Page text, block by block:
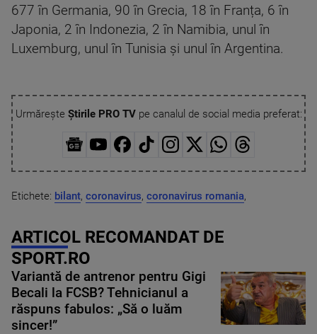
677 în Germania, 90 în Grecia, 18 în Franța, 6 în
Japonia, 2 în Indonezia, 2 în Namibia, unul în
Luxemburg, unul în Tunisia și unul în Argentina.
Urmărește Știrile PRO TVpe canalul de social media preferat:
Etichete: bilant, coronavirus, coronavirus romania,
ARTICOL RECOMANDAT DE
SPORT.RO
Variantă de antrenor pentru Gigi
Becali la FCSB? Tehnicianul a
răspuns fabulos: „Să o luăm
sincer!”